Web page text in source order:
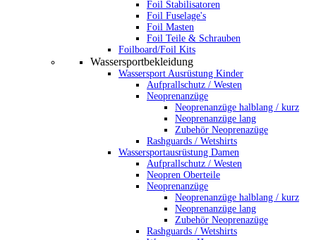
Foil Stabilisatoren
Foil Fuselage's
Foil Masten
Foil Teile & Schrauben
Foilboard/Foil Kits
Wassersportbekleidung
Wassersport Ausrüstung Kinder
Aufprallschutz / Westen
Neoprenanzüge
Neoprenanzüge halblang / kurz
Neoprenanzüge lang
Zubehör Neoprenazüge
Rashguards / Wetshirts
Wassersportausrüstung Damen
Aufprallschutz / Westen
Neopren Oberteile
Neoprenanzüge
Neoprenanzüge halblang / kurz
Neoprenanzüge lang
Zubehör Neoprenazüge
Rashguards / Wetshirts